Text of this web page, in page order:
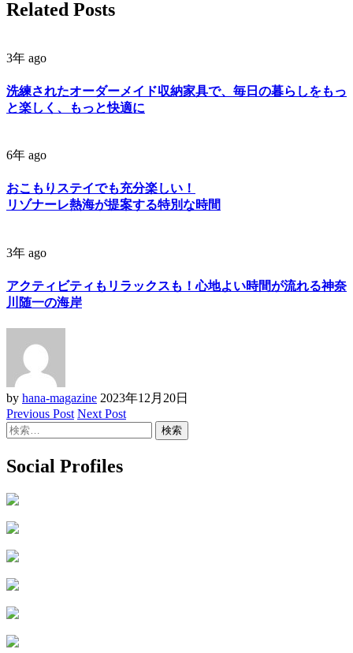
Related Posts
3年 ago
洗練されたオーダーメイド収納家具で、毎日の暮らしをもっ
と楽しく、もっと快適に
6年 ago
おこもりステイでも充分楽しい！
リゾナーレ熱海が提案する特別な時間
3年 ago
アクティビティもリラックスも！心地よい時間が流れる神奈
川随一の海岸
by hana-magazine 2023年12月20日
Previous Post Next Post
検
Social Profiles